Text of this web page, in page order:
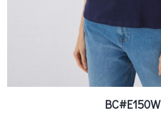
BC#E150W